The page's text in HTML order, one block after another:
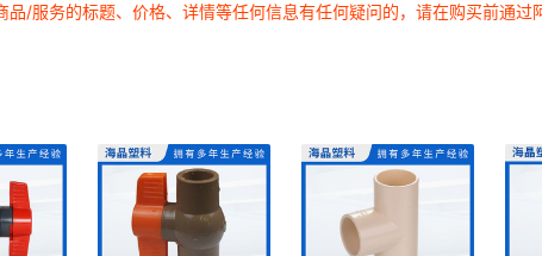
/服务的标题、价格、详情等任何信息有任何疑问的，请在购买前通